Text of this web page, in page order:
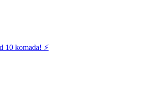
10 komada! ⚡️